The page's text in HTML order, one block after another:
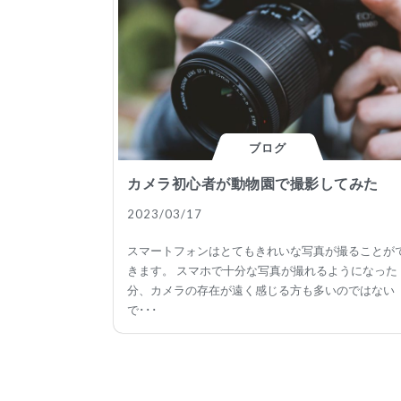
ブログ
カメラ初心者が動物園で撮影してみた
2023/03/17
スマートフォンはとてもきれいな写真が撮ることが
きます。 スマホで十分な写真が撮れるようになった
分、カメラの存在が遠く感じる方も多いのではない
で･･･